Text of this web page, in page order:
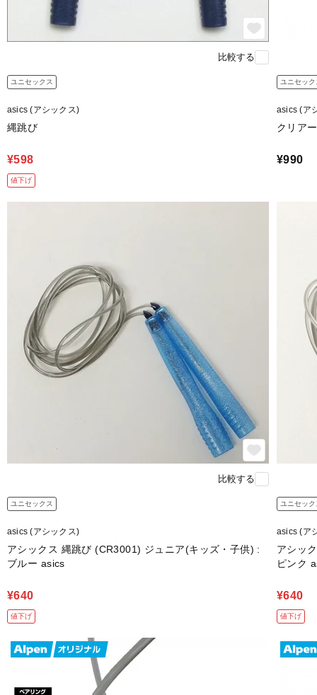
比較する
ユニセックス
asics (アシックス)
縄跳び
¥598
値下げ
ユニセック
asics (ア
クリア
¥990
比較する
ユニセックス
asics (アシックス)
アシックス 縄跳び (CR3001) ジュニア(キッズ・子供) :
ブルー asics
¥640
値下げ
ユニセック
asics (ア
アシッ
ピンク
¥640
値下げ